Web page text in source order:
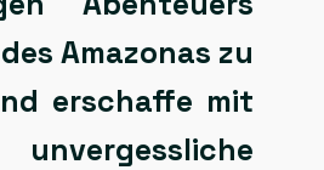
Amazonas zu
erschaffe mit